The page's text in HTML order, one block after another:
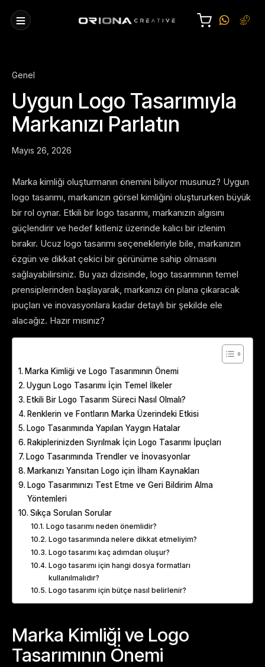
Genel
Uygun Logo Tasarımıyla
Markanızı Parlatın
Mayıs 26, 2026
Marka kimliği oluşturmanın önemini biliyor musunuz? Uygun
logo tasarımı, markanızın görsel kimliğini oluştururken büyük
bir rol oynar. Etkili bir logo tasarımı, markanızın algısını
güçlendirir ve hedef kitleniz üzerinde kalıcı bir izlenim
bırakır. Ucuz logo tasarımı seçenekleriyle bile, markanızın
özgün ve dikkat çekici bir görünüme sahip olmasını
sağlayabilirsiniz. Bu yazı dizisinde, logo tasarımının temel
prensiplerinden başlayarak, markanızı ön plana çıkaracak
ipuçları ve inovasyonlara kadar detaylı bir şekilde ele
alacağız. Hazır mısınız?
Marka Kimliği ve Logo Tasarımının Önemi
Uygun Logo Tasarımı İçin Temel İlkeler
Etkili Bir Logo Tasarım Süreci Nasıl Olmalı?
Renklerin ve Fontların Marka Üzerindeki Etkisi
Logo Tasarımında Yapılan Yaygın Hatalar
Rakiplerinizden Sıyrılmak İçin Logo Tasarımı İpuçları
Logo Tasarımında Trendler ve İnovasyonlar
Markanızı Yansıtan Logo için İlham Kaynakları
Logo Tasarımınızı Test Etme ve Geri Bildirim Alma
Yöntemleri
Sıkça Sorulan Sorular
Logo tasarımı neden önemlidir?
Logo tasarımında nelere dikkat etmeliyim?
Logo tasarımı kaç adımdan oluşur?
Logo tasarımı için hangi dosya formatları
kullanılmalıdır?
Logo tasarımı için bütçe nasıl belirlenir?
Marka Kimliği ve Logo
Tasarımının Önemi